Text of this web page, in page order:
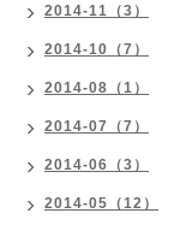
2014-11（3）
2014-10（7）
2014-08（1）
2014-07（7）
2014-06（3）
2014-05（12）